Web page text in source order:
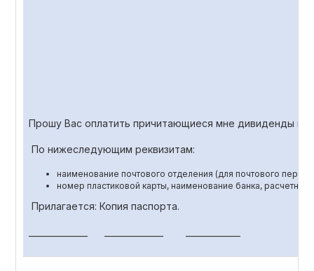
Прошу Вас оплатить причитающиеся мне дивиденды по
По нижеследующим реквизитам:
наименование почтового отделения (для почтового
номер пластиковой карты, наименование банка,
Прилагается: Копия паспорта.